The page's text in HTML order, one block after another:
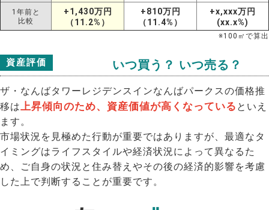
1年前と
比較
+1,430万円
（11.2%）
+810万円
（11.4%）
+x,xxx万円
(xx.x%)
※100 ㎡で算出
資産評価 いつ買う？ いつ売る？
ザ・なんばタワーレジデンスインなんばパークスの価格推
移は上昇傾向のため、資産価値が高くなっている といえ
ます。
市場状況を見極めた行動が重要ではありますが、最適なタ
イミングはライフスタイルや経済状況によって異なるた
め、ご自身の状況と住み替えやその後の経済的影響を考慮
した上で判断することが重要です。